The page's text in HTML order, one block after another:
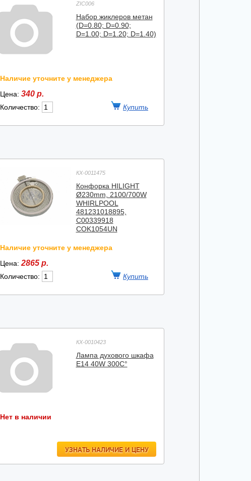
ZIC006
Набор жиклеров метан
(D=0.80; D=0.90;
D=1.00; D=1.20; D=1.40)
Наличие уточните у менеджера
Цена: 340 р.
Количество:
КХ-0011475
Конфорка HILIGHT
Ø230mm, 2100/700W
WHIRLPOOL
481231018895,
C00339918
COK1054UN
Наличие уточните у менеджера
Цена: 2865 р.
Количество:
КХ-0010423
Лампа духового шкафа
E14 40W 300C°
УЗНАТЬ НАЛИЧИЕ И ЦЕНУ
Нет в наличии